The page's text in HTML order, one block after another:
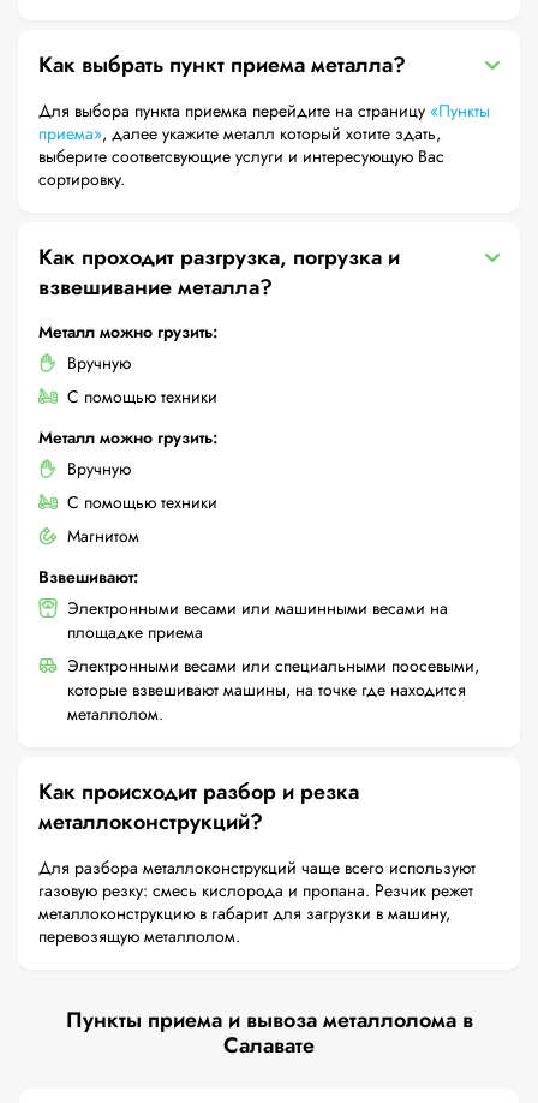
Как выбрать пункт приема металла?
Для выбора пункта приемка перейдите на страницу «Пункты
приема», далее укажите металл который хотите здать,
выберите соответсвующие услуги и интересующую Вас
сортировку.
Как проходит разгрузка, погрузка и
взвешивание металла?
Металл можно грузить:
Вручную
С помощью техники
Металл можно грузить:
Вручную
С помощью техники
Магнитом
Взвешивают:
Электронными весами или машинными весами на
площадке приема
Электронными весами или специальными поосевыми,
которые взвешивают машины, на точке где находится
металлолом.
Как происходит разбор и резка
металлоконструкций?
Для разбора металлоконструкций чаще всего используют
газовую резку: смесь кислорода и пропана. Резчик режет
металлоконструкцию в габарит для загрузки в машину,
перевозящую металлолом.
Пункты приема и вывоза металлолома в
Салавате